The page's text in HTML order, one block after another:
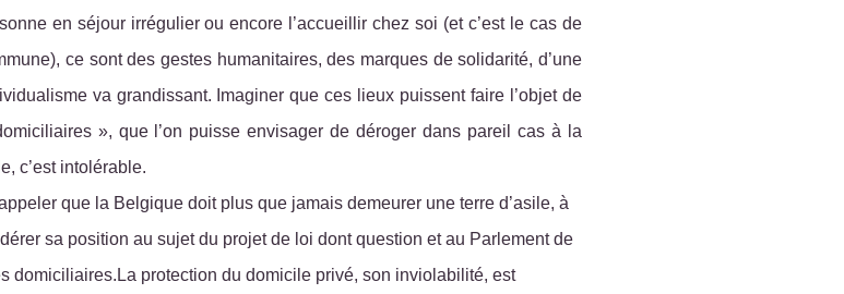
en séjour irrégulier ou encore l’accueillir chez soi (et c’est le cas de
ce sont des gestes humanitaires, des marques de solidarité, d’une
va grandissant. Imaginer que ces lieux puissent faire l’objet de
», que l’on puisse envisager de déroger dans pareil cas à la
c’est intolérable.
que la Belgique doit plus que jamais demeurer une terre d’asile, à
sa position au sujet du projet de loi dont question et au Parlement de
domiciliaires.La protection du domicile privé, son inviolabilité, est